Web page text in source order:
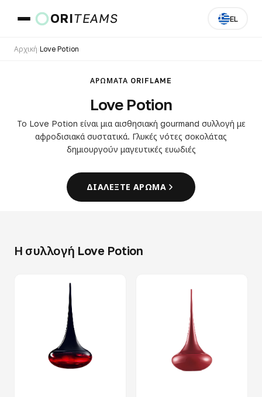
ORITEAMS EL
ΜΕΤΆΒΑΣΗ
Αρχική Love Potion
ΑΡΏΜΑΤΑ ORIFLAME
Love Potion
Το Love Potion είναι μια αισθησιακή gourmand συλλογή με
αφροδισιακά συστατικά. Γλυκές νότες σοκολάτας
δημιουργούν μαγευτικές ευωδιές
ΔΙΑΛΈΞΤΕ ΆΡΩΜΑ
Η συλλογή Love Potion